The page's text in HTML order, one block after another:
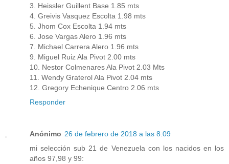
3. Heissler Guillent Base 1.85 mts
4. Greivis Vasquez Escolta 1.98 mts
5. Jhom Cox Escolta 1.94 mts
6. Jose Vargas Alero 1.96 mts
7. Michael Carrera Alero 1.96 mts
9. Miguel Ruiz Ala Pivot 2.00 mts
10. Nestor Colmenares Ala Pivot 2.03 Mts
11. Wendy Graterol Ala Pivot 2.04 mts
12. Gregory Echenique Centro 2.06 mts
Responder
Anónimo 26 de febrero de 2018 a las 8:09
mi selección sub 21 de Venezuela con los nacidos en los
años 97,98 y 99: